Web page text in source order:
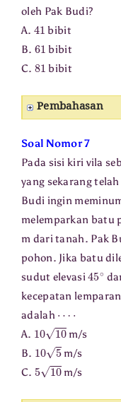
oleh Pak Budi?
A. 41 bibit
B. 61 bibit
C. 81 bibit
Pembahasan
Soal Nomor 7
Pada sisi kiri vila
yang sekarang
Budi ingin
melemparkan batu
m dari tanah. Pak
pohon. Jika batu
sudut elevasi 45∘
kecepatan
adalah
A. 10 10 m/s
B. 10 m/s
C. 5 10 m/s